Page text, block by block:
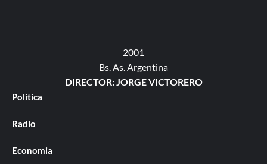
2001
Bs. As. Argentina
DIRECTOR: JORGE VICTORERO
Politica
Radio
Economia